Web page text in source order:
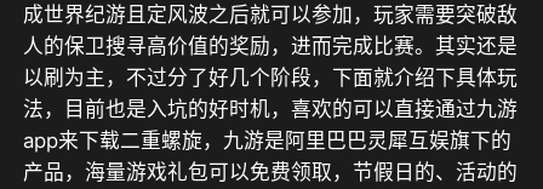
成世界纪游且定风波之后就可以参加，玩家需要突破敌
人的保卫搜寻高价值的奖励，进而完成比赛。其实还是
以刷为主，不过分了好几个阶段，下面就介绍下具体玩
法，目前也是入坑的好时机，喜欢的可以直接通过九游
app来下载二重螺旋， 九游是阿里巴巴灵犀互娱旗下的
产品，海量游戏礼包可以免费领取，节假日的、活动的